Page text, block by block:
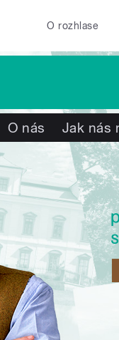
O rozhlase
O nás Jak nás